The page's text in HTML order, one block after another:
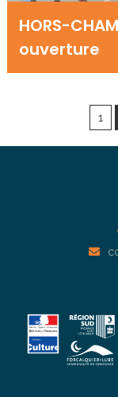
HORS-
ouverture
1